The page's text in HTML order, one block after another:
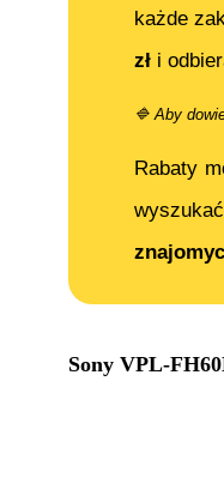
każde
zł i
🔷 Aby
Rabaty
Sony VPL-